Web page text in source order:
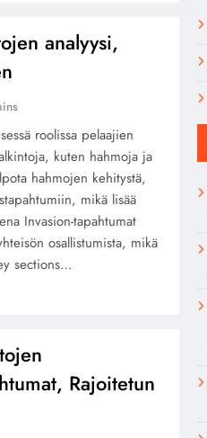
analyysi,
roolissa pelaajien
kuten hahmoja ja
hahmojen kehitystä,
mikä lisää
Invasion-tapahtumat
osallistumista, mikä
sections…
Rajoitetun